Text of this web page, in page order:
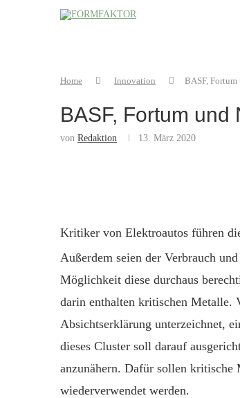
Home Innovation BASF,
BASF, Fortum
von Redaktion 13. März 2020
Kritiker von Elektroautos führen
Außerdem seien der Verbrauch
Möglichkeit diese durchaus
darin enthalten kritischen Metalle.
Absichtserklärung unterzeichnet,
dieses Cluster soll darauf
anzunähern. Dafür sollen kritische
wiederverwendet werden.